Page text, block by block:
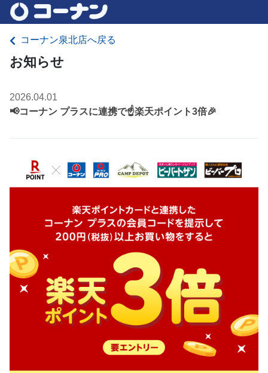
コーナン泉北店へ戻る
お知らせ
2026.04.01
📢コーナン プラスに連携で☝️楽天ポイント3倍🎉